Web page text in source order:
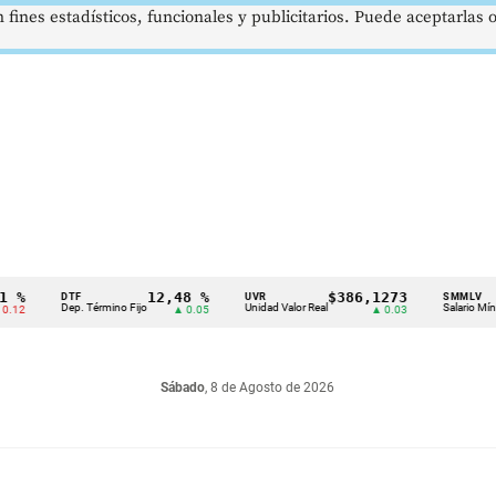
DTF
Dep. Término Fijo
12,48 %
▲ 0.05
UVR
Unidad Valor Real
$386,1273 SMMLV
Salario Mínimo
Sábado, 8 de Agosto de 2026
estadísticos, funcionales y publicitarios. Puede aceptarlas